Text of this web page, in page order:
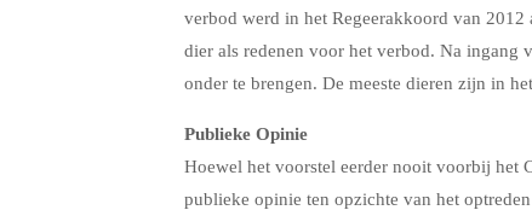
verbod werd in het Regeerakkoord van
dier als redenen voor het verbod. Na ingang
onder te brengen. De meeste dieren zijn in
Publieke Opinie
Hoewel het voorstel eerder nooit voorbij het
publieke opinie ten opzichte van het